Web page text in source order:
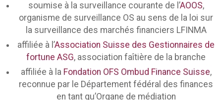
soumise à la surveillance courante de l’AOOS,
organisme de surveillance OS au sens de la loi sur
la surveillance des marchés financiers LFINMA
affiliée à l’Association Suisse des Gestionnaires de
fortune ASG, association faîtière de la branche
affiliée à la Fondation OFS Ombud Finance Suisse,
reconnue par le Département fédéral des finances
en tant qu’Organe de médiation